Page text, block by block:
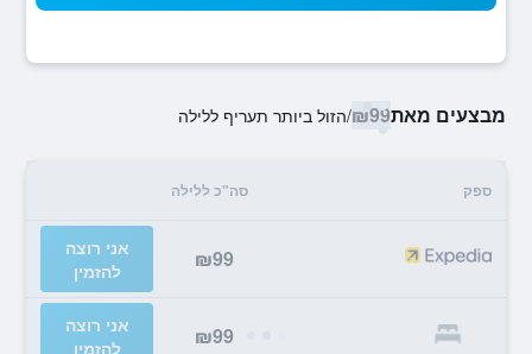
מבצעים מאת₪99
/הזול ביותר תעריף ללילה
ספק סה"כ ללילה
₪99
אני רוצה
להזמין
₪99
אני רוצה
להזמין